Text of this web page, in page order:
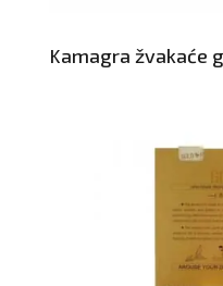
Kamagra žvakaće